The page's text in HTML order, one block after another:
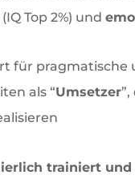
(IQ Top 2%) und
für pragmatische
als “Umsetzer
trainiert und